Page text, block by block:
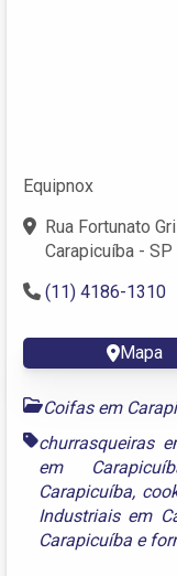
Equipnox
Rua Fortunato
Carapicuíba -
(11) 4186-1310
Mapa
Coifas em
churrasqueiras
em
Carapicuíba,
Industriais em
Carapicuíba e